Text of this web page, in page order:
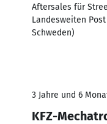
Aftersales für
Landesweiten
Schweden)
3 Jahre und 6
KFZ-